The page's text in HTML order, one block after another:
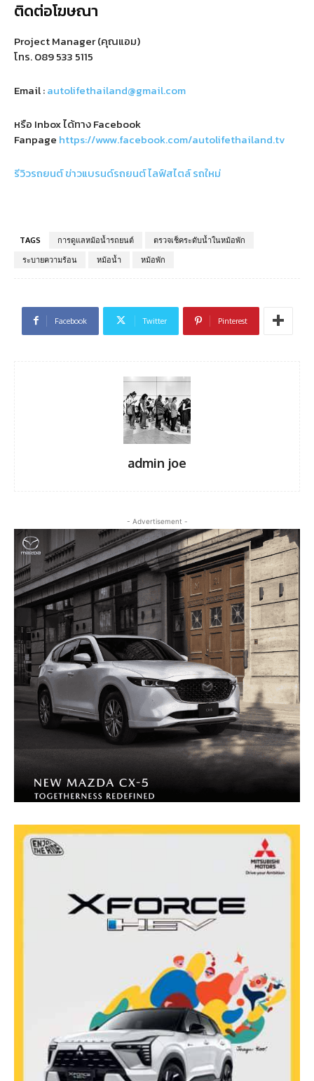
ติดต่อโฆษณา
Project Manager (คุณแอม)
โทร.089 533 5115
Email :autolifethailand@gmail.com
หรือ Inbox ได้ทาง Facebook
Fanpage https://www.facebook.com/autolifethailand.tv
รีวิวรถยนต์ข่าวแบรนด์รถยนต์ไลฟ์สไตล์รถใหม่
TAGS การดูแลหม้อน้ำรถยนต์
ตรวจเช็คระดับน้ำในหม้อพัก
ระบายความร้อน
หม้อน้ำ หม้อพัก
Facebook Twitter Pinterest
admin joe
- Advertisement -